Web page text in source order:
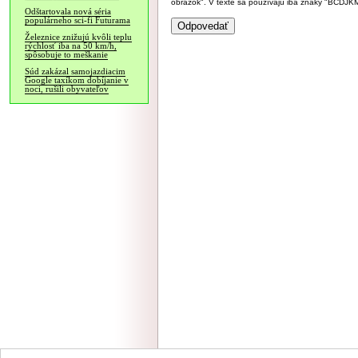
Odštartovala nová séria
populárneho sci-fi Futurama
Železnice znižujú kvôli teplu
rýchlosť iba na 50 km/h,
spôsobuje to meškanie
Súd zakázal samojazdiacim
Google taxíkom dobíjanie v
noci, rušili obyvateľov
obrázok". V texte sa používajú iba znaky